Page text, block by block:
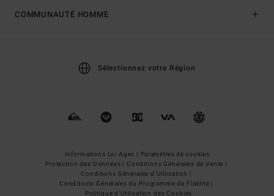
COMMUNAUTÉ HOMME
Sélectionnez votre Région
Informations Loi Agec | Paramètres de cookies
Protection des Données | Conditions Générales de Vente |
Conditions Générales d'Utilisation |
Conditions Générales du Programme de Fidélité |
Politique d'Utilisation des Cookies